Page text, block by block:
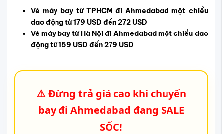
Vé máy bay từ TPHCM điAhmedabad một chiều
dao động từ179 USD đến272 USD
Vé máy bay từ Hà Nội đi Ahmedabad một chiều dao
động từ159 USD đến279 USD
⚠️ Đừng trả giá cao khi chuyến
bay đi Ahmedabad đang SALE
SỐC!